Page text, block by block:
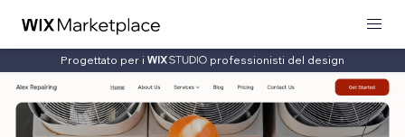
Progettato per i professionisti del design